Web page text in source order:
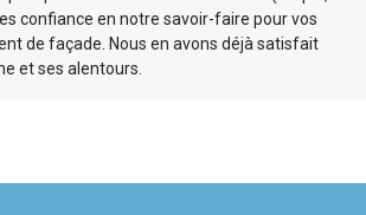
confiance en notre savoir-faire pour vos
de façade. Nous en avons déjà satisfait
et ses alentours.